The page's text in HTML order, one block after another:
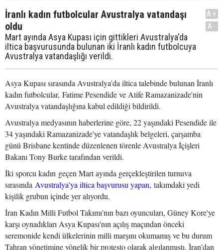
İranlı kadın futbolcular Avustralya vatandaşı
oldu
Mart ayında Asya Kupası için gittikleri Avustralya'da
iltica başvurusunda bulunan iki İranlı kadın futbolcuya
Avustralya vatandaşlığı verildi.
A+
A-
Asya Kupası sırasında Avustralya'da iltica talebinde bulunan İranlı
kadın futbolcular, Fatime Pesendide ve Atife Ramazanizade'nin
Avustralya vatandaşlığına kabul edildiği bildirildi.
Avustralya medyasının haberlerine göre, 22 yaşındaki Pesendide ile
34 yaşındaki Ramazanizade'ye vatandaşlık belgeleri, çarşamba
günü Brisbane kentinde düzenlenen törenle Avustralya İçişleri
Bakanı Tony Burke tarafından verildi.
İki sporcu kadın geçen Mart ayında gerçekleştirilen turnuva
sırasında Avustralya'ya iltica başvurusu yapan, takımdaki yedi
kişilik grubun içinde yer alıyordu.
İran Kadın Milli Futbol Takımı'nın bazı oyuncuları, Güney Kore'ye
karşı oynadıkları Asya Kupası'nın açılış maçından önceki
seremonide kendi ülkelerinin milli marşını okumamış ve bu durum
Tahran yönetimine yönelik bir protesto olarak algılanmıştı. İran'dan